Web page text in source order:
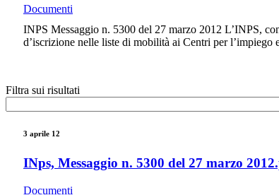
Documenti
INPS Messaggio n. 5300 del 27 marzo 2012 L’INPS,
d’iscrizione nelle liste di mobilità ai Centri per
Filtra sui risultati
3 aprile 12
INps, Messaggio n. 5300 del 27 marzo
Documenti